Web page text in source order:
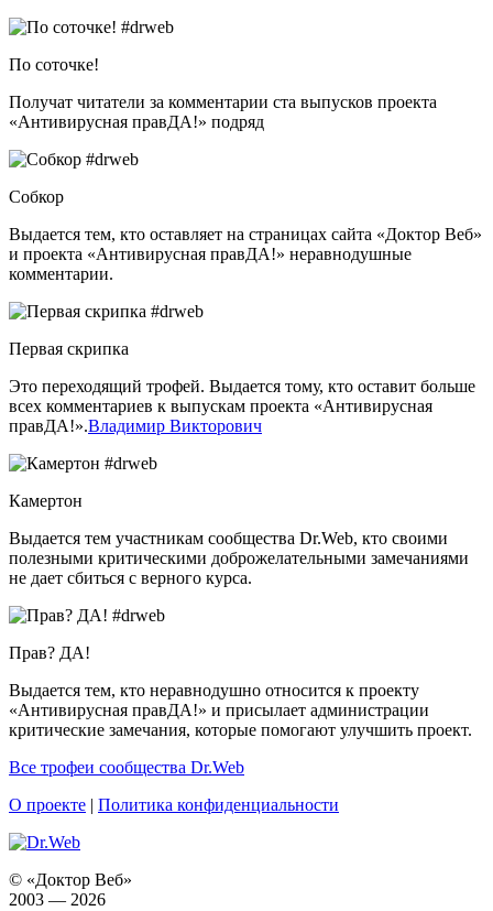
По соточке!
Получат читатели за комментарии ста выпусков проекта
«Антивирусная правДА!» подряд
Собкор
Выдается тем, кто оставляет на страницах сайта «Доктор Веб»
и проекта «Антивирусная правДА!» неравнодушные
комментарии.
Первая скрипка
Это переходящий трофей. Выдается тому, кто оставит больше
всех комментариев к выпускам проекта «Антивирусная
правДА!».Владимир Викторович
Камертон
Выдается тем участникам сообщества Dr.Web, кто своими
полезными критическими доброжелательными замечаниями
не дает сбиться с верного курса.
Прав? ДА!
Выдается тем, кто неравнодушно относится к проекту
«Антивирусная правДА!» и присылает администрации
критические замечания, которые помогают улучшить проект.
Все трофеи сообщества Dr.Web
О проекте | Политика конфиденциальности
© «Доктор Веб»
2003 — 2026